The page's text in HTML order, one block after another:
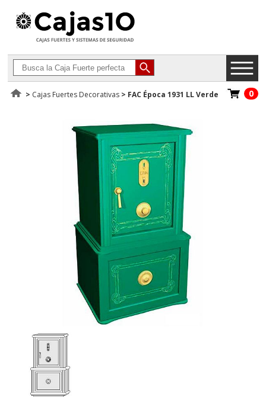
> Cajas Fuertes Decorativas > FAC Época 1931 LL Verde 0